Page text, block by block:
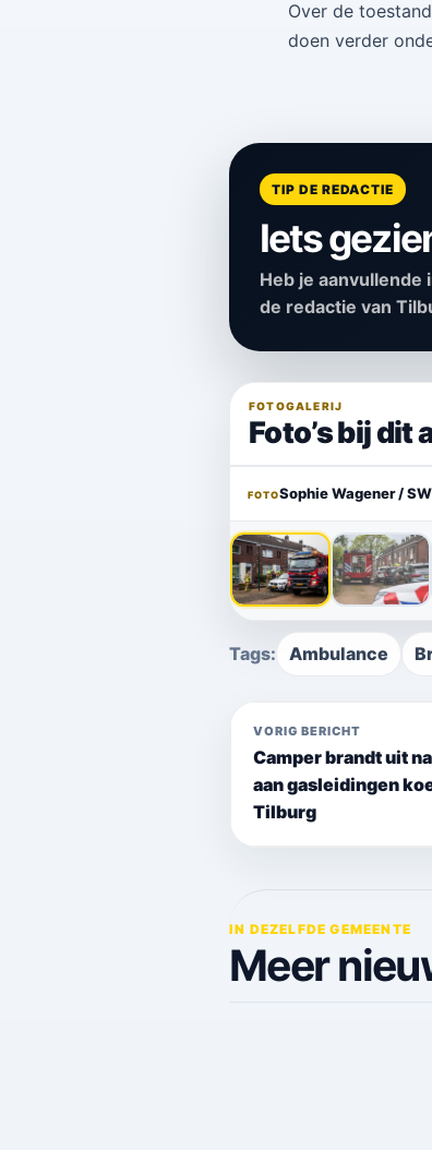
Over de
doen verder
TIP DE REDACTIE
Iets
Heb je aanvullende
de redactie van
FOTOGALERIJ
Foto’s bij dit
‹
FOTOSophie Wagener /
Tags: Ambulance
VORIG BERICHT
Camper brandt uit
aan gasleidingen
Tilburg
IN DEZELFDE GEMEENTE
Meer